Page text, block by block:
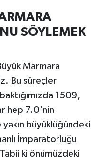
SÖYLEMEK
Marmara
Bu süreçler
1509,
hep 7.0'nin
büyüklüğündeki
İmparatorluğu
ki önümüzdeki